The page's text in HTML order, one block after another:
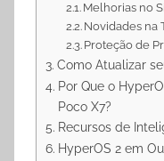
Melhorias no
Novidades na
Proteção de
Como Atualizar
Por Que o
Poco X7?
Recursos de
HyperOS 2 em